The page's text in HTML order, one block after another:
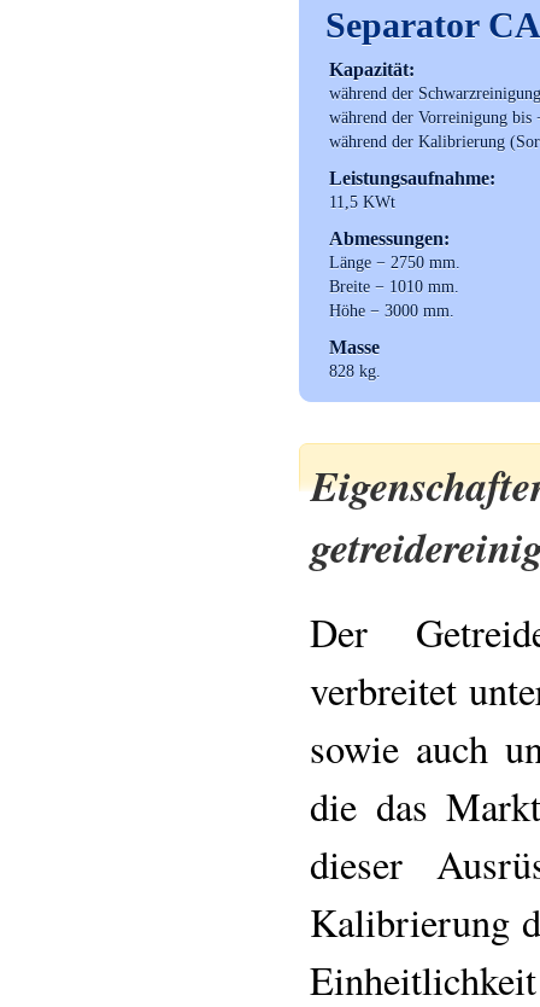
Separator
Kapazität:
während der
während der Vorreinigung
während der Kalibrierung
Leistungsaufnahme:
11,5 KWt
Abmessungen:
Länge − 2750 mm.
Breite − 1010 mm.
Höhe − 3000 mm.
Masse
828 kg.
Der
verbreitet
sowie auch
die das
dieser
Kalibrierung